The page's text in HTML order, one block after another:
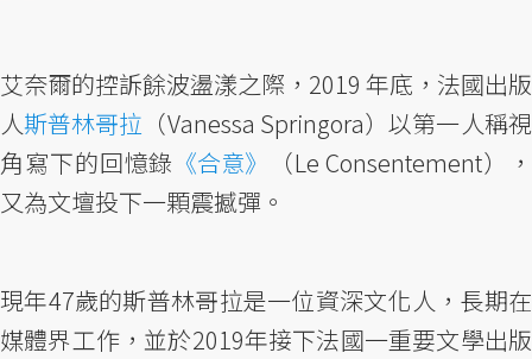
艾奈爾的控訴餘波盪漾之際，2019 年底，法國出版
人斯普林哥拉 （Vanessa Springora）以第一人稱視
角寫下的回憶錄 《合意》
（Le Consentement），
又為文壇投下一顆震撼彈。
現年47歲的斯普林哥拉是一位資深文化人，長期在
媒體界工作，並於2019年接下法國一重要文學出版